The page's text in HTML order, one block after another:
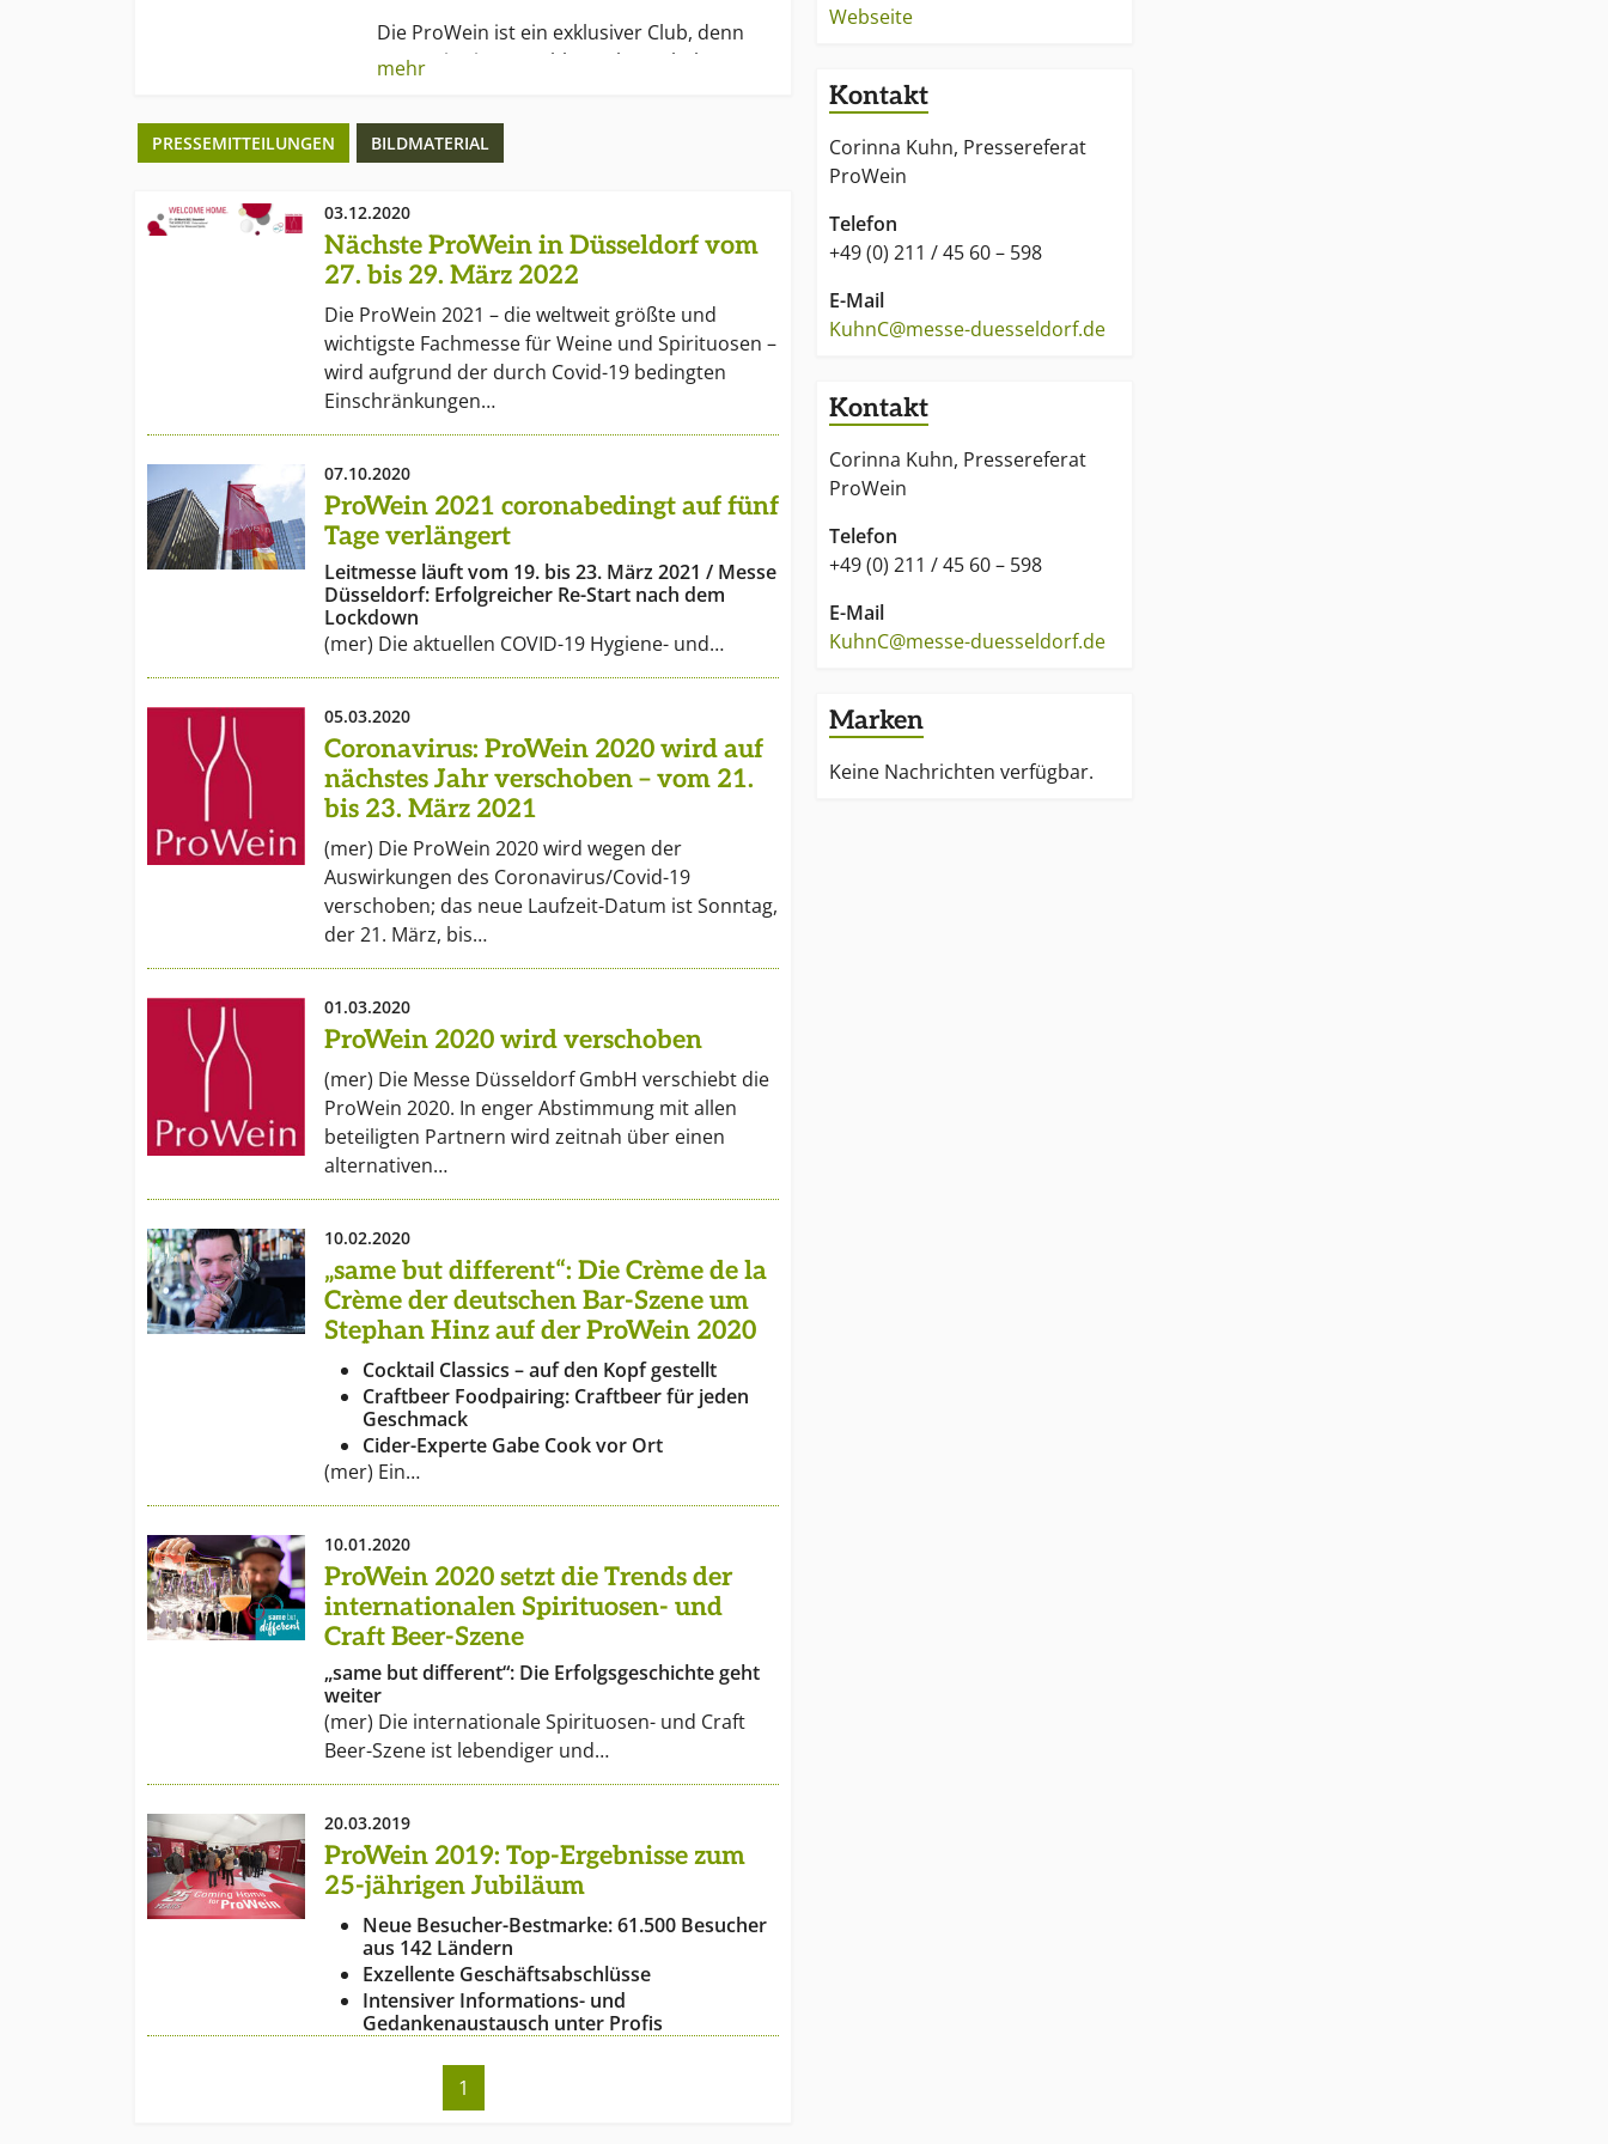
Die ProWein ist ein exklusiver Club, denn
nur registrierte Fachbesucher erhalten
ausschließlich auf Branchen-Profis, die
etwas vom Geschäft verstehen.
mehr
PRESSEMITTEILUNGEN BILDMATERIAL
03.12.2020
Nächste ProWein in Düsseldorf vom
27. bis 29. März 2022
Die ProWein 2021 – die weltweit größte und
wichtigste Fachmesse für Weine und Spirituosen –
wird aufgrund der durch Covid-19 bedingten
Einschränkungen…
07.10.2020
ProWein 2021 coronabedingt auf fünf
Tage verlängert
Leitmesse läuft vom 19. bis 23. März 2021 / Messe
Düsseldorf: Erfolgreicher Re-Start nach dem
Lockdown
(mer) Die aktuellen COVID-19 Hygiene- und…
05.03.2020
Coronavirus: ProWein 2020 wird auf
nächstes Jahr verschoben – vom 21.
bis 23. März 2021
(mer) Die ProWein 2020 wird wegen der
Auswirkungen des Coronavirus/Covid-19
verschoben; das neue Laufzeit-Datum ist Sonntag,
der 21. März, bis…
01.03.2020
ProWein 2020 wird verschoben
(mer) Die Messe Düsseldorf GmbH verschiebt die
ProWein 2020. In enger Abstimmung mit allen
beteiligten Partnern wird zeitnah über einen
alternativen…
10.02.2020
„same but different“: Die Crème de la
Crème der deutschen Bar-Szene um
Stephan Hinz auf der ProWein 2020
Cocktail Classics – auf den Kopf gestellt
Craftbeer Foodpairing: Craftbeer für jeden
Geschmack
Cider-Experte Gabe Cook vor Ort
(mer) Ein…
10.01.2020
ProWein 2020 setzt die Trends der
internationalen Spirituosen- und
Craft Beer-Szene
„same but different“: Die Erfolgsgeschichte geht
weiter
(mer) Die internationale Spirituosen- und Craft
Beer-Szene ist lebendiger und…
20.03.2019
ProWein 2019: Top-Ergebnisse zum
25-jährigen Jubiläum
Neue Besucher-Bestmarke: 61.500 Besucher
aus 142 Ländern
Exzellente Geschäftsabschlüsse
Intensiver Informations- und
Gedankenaustausch unter Profis
1
Webseite
Kontakt
Corinna Kuhn, Pressereferat
ProWein
Telefon
+49 (0) 211 / 45 60 – 598
E-Mail
KuhnC@messe-duesseldorf.de
Kontakt
Corinna Kuhn, Pressereferat
ProWein
Telefon
+49 (0) 211 / 45 60 – 598
E-Mail
KuhnC@messe-duesseldorf.de
Marken
Keine Nachrichten verfügbar.